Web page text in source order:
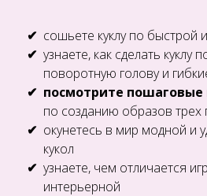
сошьете куклу по быстрой
узнаете, как сделать куклу
поворотную голову и
посмотрите
по созданию образов трех
окунетесь в мир модной и
кукол
узнаете, чем отличается
интерьерной